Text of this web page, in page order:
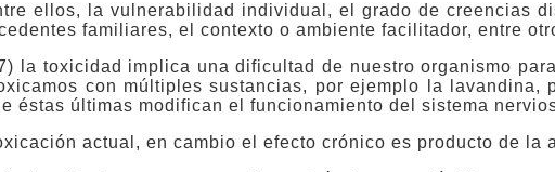
ellos, la vulnerabilidad individual, el grado de creencias
familiares, el contexto o ambiente facilitador, entre
la toxicidad implica una dificultad de nuestro organismo
con múltiples sustancias, por ejemplo la lavandina,
éstas últimas modifican el funcionamiento del sistema
actual, en cambio el efecto crónico es producto de la